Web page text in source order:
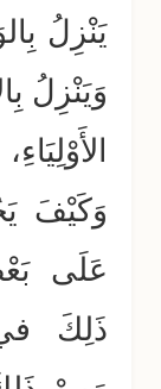
يَنْزِلُ
وَيَنْزِلُ
وَكَيْفَ
عَلَى
ذَلِكَ